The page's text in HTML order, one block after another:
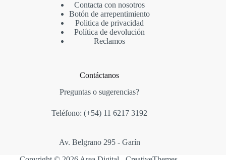
Contacta con nosotros
Botón de arrepentimiento
Politica de privacidad
Política de devolución
Reclamos
Contáctanos
Preguntas o sugerencias?
Teléfono: (+54) 11 6217 3192
Av. Belgrano 295 - Garín